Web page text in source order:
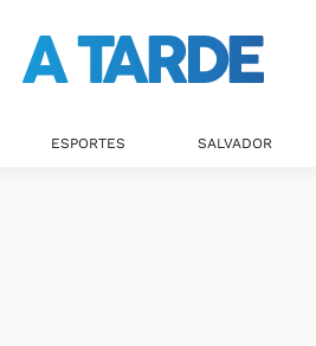
ESPORTES SALVADOR